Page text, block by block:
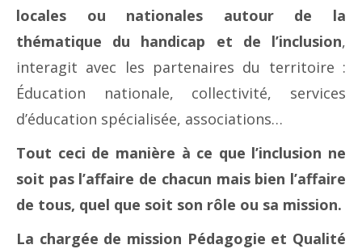
locales ou nationales autour de la
thématique du handicap
et de l’inclusion,
interagit avec les partenaires du territoire :
Éducation nationale, collectivité, services
d’éducation spécialisée, associations…
Tout ceci de manière à ce que l’inclusion ne
soit pas l’affaire de chacun mais bien l’affaire
de tous, quel que soit son rôle ou sa mission.
La chargée de mission Pédagogie et Qualité